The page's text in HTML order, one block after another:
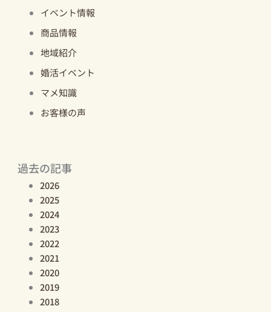
イベント情報
商品情報
地域紹介
婚活イベント
マメ知識
お客様の声
過去の記事
2026
2025
2024
2023
2022
2021
2020
2019
2018